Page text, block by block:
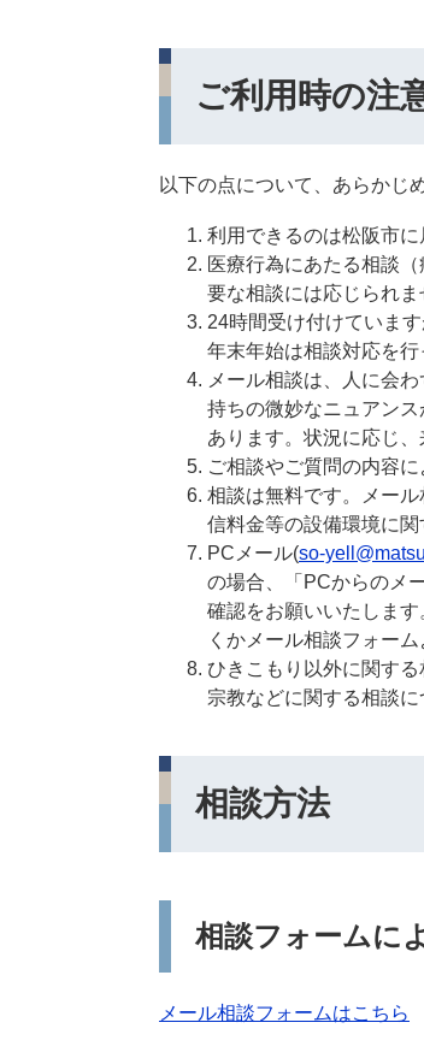
ご利用時の注
以下の点について、あらかじ
利用できるのは松阪市に
医療行為にあたる相談
要な相談には応じられま
24時間受け付けていま
年末年始は相談対応を行
メール相談は、人に会
持ちの微妙なニュアン
あります。状況に応じ
ご相談やご質問の内容
相談は無料です。メー
信料金等の設備環境に関
PCメール(so-
の場合、「PCからのメ
確認をお願いいたしま
くかメール相談フォーム
ひきこもり以外に関す
宗教などに関する相談に
相談方法
相談フォームに
メール相談フォームはこちら